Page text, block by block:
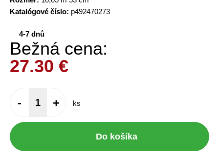
Katalógové číslo: p492470273
4-7 dnů
Bežná cena:
27.30 €
- + ks
Do košíka